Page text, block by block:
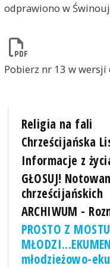
odprawiono w
Pobierz nr 13 w
Religia na fali
Chrześcijańska
Informacje z
GŁOSUJ!
chrześcijańskich
ARCHIWUM -
PROSTO Z
młodzieżowo-